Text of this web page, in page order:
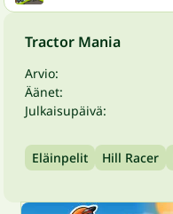
Tractor Mania
Arvio:
Äänet:
Julkaisupäivä:
Eläinpelit Hill Racer